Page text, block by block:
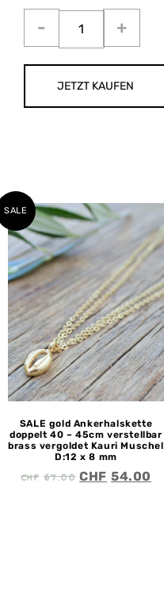
JETZT KAUFEN
SALE
SALE gold Ankerhalskette
doppelt 40 – 45cm verstellbar
brass vergoldet Kauri Muschel
D:12 x 8 mm
CHF67.00 CHF 54.00